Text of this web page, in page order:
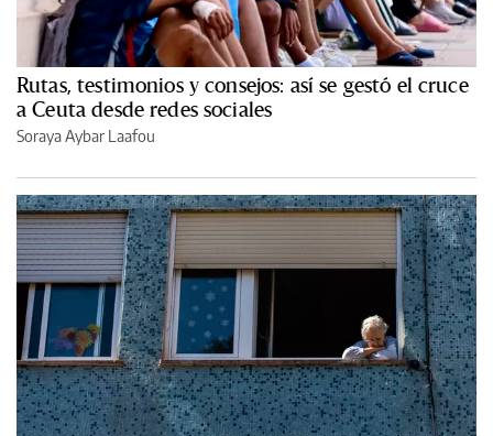
Rutas, testimonios y consejos: así se gestó el cruce
a Ceuta desde redes sociales
Soraya Aybar Laafou